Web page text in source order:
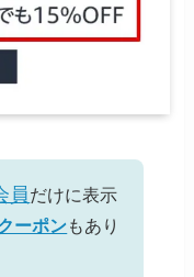
員だけに表示
ーポンもあり